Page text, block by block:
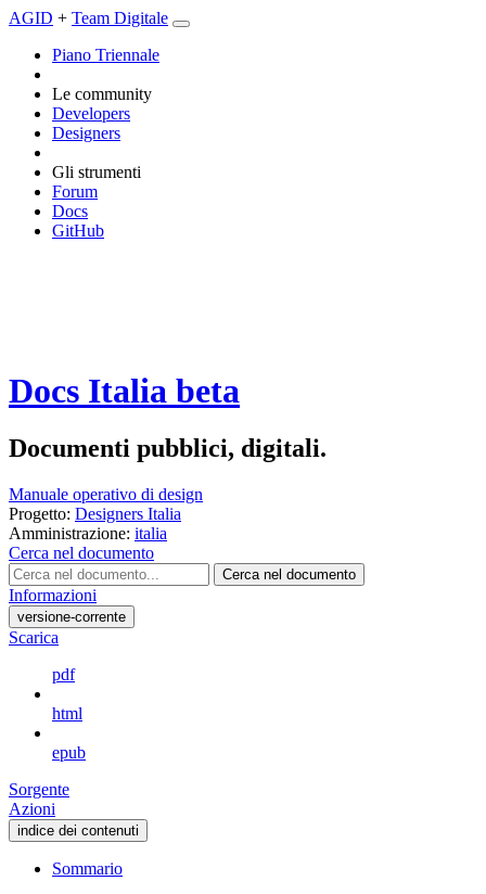
AGID + Team Digitale
Piano Triennale
Le community
Developers
Designers
Gli strumenti
Forum
Docs
GitHub
Docs Italia beta
Documenti pubblici, digitali.
Manuale operativo di design
Progetto: Designers Italia
Amministrazione: italia
Cerca nel documento
Cerca nel documento
Informazioni
versione-corrente
Scarica
pdf
html
epub
Sorgente
Azioni
indice dei contenuti
Sommario